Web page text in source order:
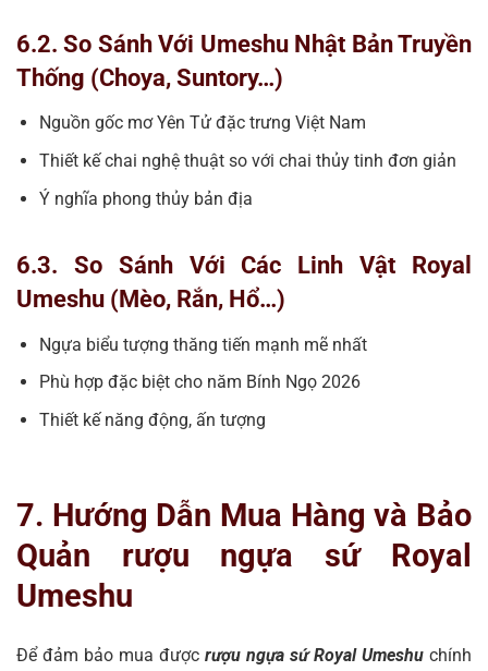
6.2. So Sánh Với Umeshu Nhật Bản Truyền
Thống (Choya, Suntory…)
Nguồn gốc mơ Yên Tử đặc trưng Việt Nam
Thiết kế chai nghệ thuật so với chai thủy tinh đơn giản
Ý nghĩa phong thủy bản địa
6.3. So Sánh Với Các Linh Vật Royal
Umeshu (Mèo, Rắn, Hổ…)
Ngựa biểu tượng thăng tiến mạnh mẽ nhất
Phù hợp đặc biệt cho năm Bính Ngọ 2026
Thiết kế năng động, ấn tượng
7. Hướng Dẫn Mua Hàng và Bảo
Quản rượu ngựa sứ Royal
Umeshu
Để đảm bảo mua được rượu ngựa sứ Royal Umeshu chính